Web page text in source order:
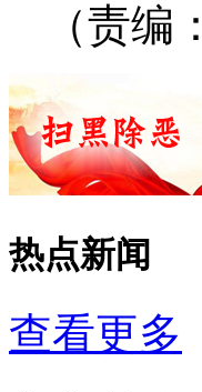
（责
热点新闻
查看更多